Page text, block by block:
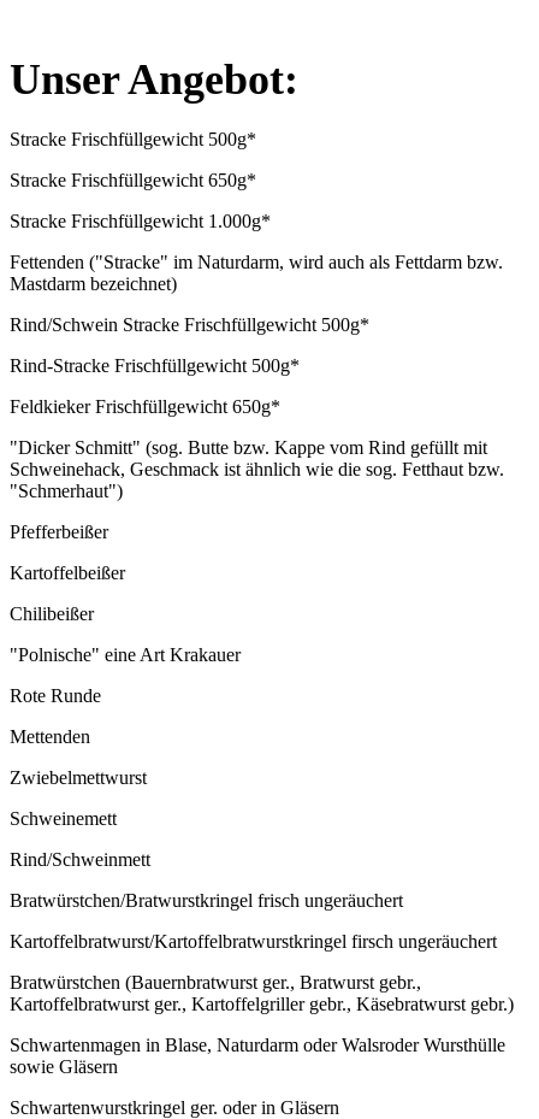
Unser Angebot:
Stracke Frischfüllgewicht 500g*
Stracke Frischfüllgewicht 650g*
Stracke Frischfüllgewicht 1.000g*
Fettenden ("Stracke" im Naturdarm, wird auch als Fettdarm bzw.
Mastdarm bezeichnet)
Rind/Schwein Stracke Frischfüllgewicht 500g*
Rind-Stracke Frischfüllgewicht 500g*
Feldkieker Frischfüllgewicht 650g*
"Dicker Schmitt" (sog. Butte bzw. Kappe vom Rind gefüllt mit
Schweinehack, Geschmack ist ähnlich wie die sog. Fetthaut bzw.
"Schmerhaut")
Pfefferbeißer
Kartoffelbeißer
Chilibeißer
"Polnische" eine Art Krakauer
Rote Runde
Mettenden
Zwiebelmettwurst
Schweinemett
Rind/Schweinmett
Bratwürstchen/Bratwurstkringel frisch ungeräuchert
Kartoffelbratwurst/Kartoffelbratwurstkringel firsch ungeräuchert
Bratwürstchen (Bauernbratwurst ger., Bratwurst gebr.,
Kartoffelbratwurst ger., Kartoffelgriller gebr., Käsebratwurst gebr.)
Schwartenmagen in Blase, Naturdarm oder Walsroder Wursthülle
sowie Gläsern
Schwartenwurstkringel ger. oder in Gläsern